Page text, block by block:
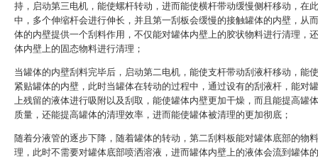
持，启动第三电机，能使螺杆转动，进而能使横杆带动缓慢侧杆移动，在
中，多个伸缩杆会进行伸长，并且第一刮板会缓慢的接触罐体的内壁，从
体的内壁提供一个刮料作用，不仅能对罐体内壁上的胶状物料进行清理，
体内壁上的固态物料进行清理；
当罐体的内壁刮料完毕后，启动第二电机，能使支杆带动刮液杆移动，能
紧贴罐体的内壁，此时当罐体在转动的过程中，通过设有的刮液杆，能对
上残留的液体进行吸附以及刮取，能使罐体内壁更加干燥，而且能提高罐
质量，还能提高罐体的清理效率，进而能使罐体被清理的更加彻底；
随着分液管的逐步下降，随着罐体的转动，第二刮料板能对罐体底部的物
理，此时不需要对罐体底部喷洒溶液，进而罐体内壁上的液体会流到罐体